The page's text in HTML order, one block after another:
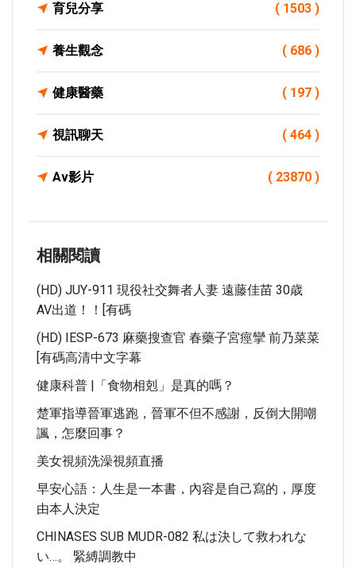
育兒分享 ( 1503 )
養生觀念 ( 686 )
健康醫藥 ( 197 )
視訊聊天 ( 464 )
Av影片 ( 23870 )
相關閱讀
(HD) JUY-911 現役社交舞者人妻 遠藤佳苗 30歳
AV出道！！[有碼
(HD) IESP-673 麻藥搜查官 春藥子宮痙攣 前乃菜菜
[有碼高清中文字幕
健康科普 |「食物相剋」是真的嗎？
楚軍指導晉軍逃跑，晉軍不但不感謝，反倒大開嘲
諷，怎麼回事？
美女視頻洗澡視頻直播
早安心語：人生是一本書，內容是自己寫的，厚度
由本人決定
CHINASES SUB MUDR-082 私は決して救われな
い…。 緊縛調教中